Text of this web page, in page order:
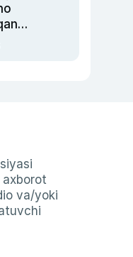
axborot
va/yoki